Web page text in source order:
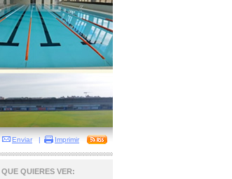
Enviar | Imprimir
QUE QUIERES VER: